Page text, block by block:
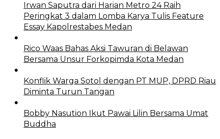
Irwan Saputra dari Harian Metro 24 Raih
Peringkat 3 dalam Lomba Karya Tulis Feature
Essay Kapolrestabes Medan
Rico Waas Bahas Aksi Tawuran di Belawan
Bersama Unsur Forkopimda Kota Medan
Konflik Warga Sotol dengan PT MUP, DPRD Riau
Diminta Turun Tangan
Bobby Nasution Ikut Pawai Lilin Bersama Umat
Buddha